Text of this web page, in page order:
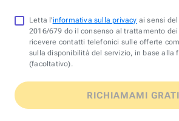
Letta l'informativa sulla privacy ai sensi
2016/679 do il consenso al trattamento
ricevere contatti telefonici sulle offerte
sulla disponibilità del servizio, in base alla
(facoltativo).
RICHIAMAMI